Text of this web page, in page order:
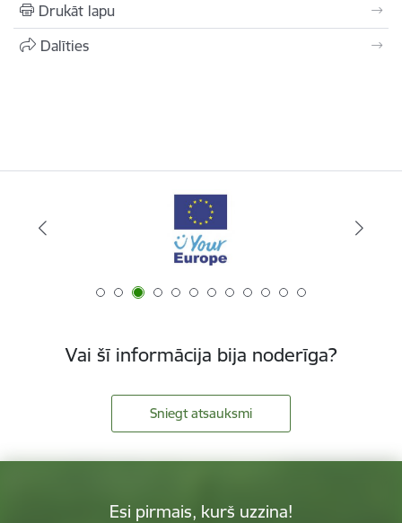
Drukāt lapu
Dalīties
Vai šī informācija bija noderīga?
Sniegt atsauksmi
Esi pirmais, kurš uzzina!